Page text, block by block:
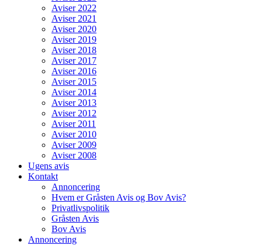
Aviser 2022
Aviser 2021
Aviser 2020
Aviser 2019
Aviser 2018
Aviser 2017
Aviser 2016
Aviser 2015
Aviser 2014
Aviser 2013
Aviser 2012
Aviser 2011
Aviser 2010
Aviser 2009
Aviser 2008
Ugens avis
Kontakt
Annoncering
Hvem er Gråsten Avis og Bov Avis?
Privatlivspolitik
Gråsten Avis
Bov Avis
Annoncering